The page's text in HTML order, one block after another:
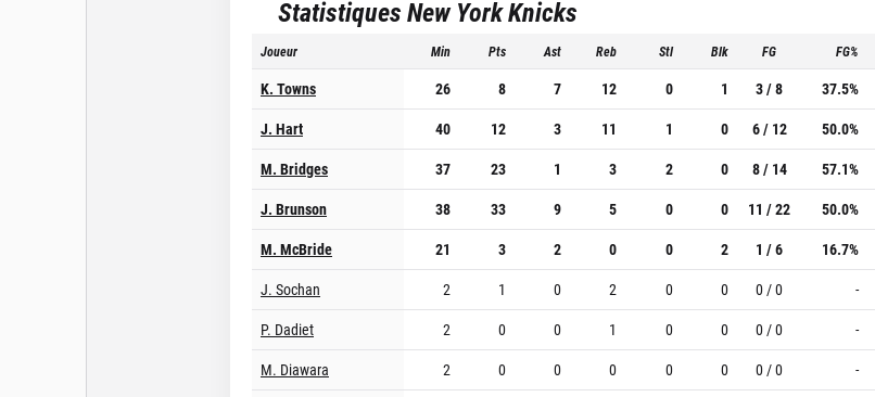
StatistiquesNew York Knicks
Joueur Min Pts Ast Reb Stl Blk FG FG%
K. Towns 26 8 7 12 0 1 3 / 8 37.5%
J. Hart
40 12 3 11 1 0 6 / 12 50.0%
M. Bridges
37 23 1 3 2 0 8 / 14 57.1%
J. Brunson
38 33 9 5 0 0 11 / 22 50.0%
M. McBride
21 3 2 0 0 2 1 / 6 16.7%
J. Sochan
2 1 0 2 0 0 0 / 0 -
P. Dadiet
2 0 0 1 0 0 0 / 0 -
M. Diawara
2 0 0 0 0 0 0 / 0 -